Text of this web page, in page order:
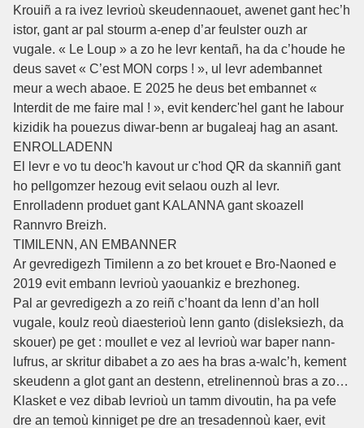
Krouiñ a ra ivez levrioù skeudennaouet, awenet gant hec’h
istor, gant ar pal stourm a-enep d’ar feulster ouzh ar
vugale. « Le Loup » a zo he levr kentañ, ha da c’houde he
deus savet « C’est MON corps ! », ul levr adembannet
meur a wech abaoe. E 2025 he deus bet embannet «
Interdit de me faire mal ! », evit kenderc'hel gant he labour
kizidik ha pouezus diwar-benn ar bugaleaj hag an asant.
ENROLLADENN
El levr e vo tu deoc'h kavout ur c'hod QR da skanniñ gant
ho pellgomzer hezoug evit selaou ouzh al levr.
Enrolladenn produet gant KALANNA gant skoazell
Rannvro Breizh.
TIMILENN, AN EMBANNER
Ar gevredigezh Timilenn a zo bet krouet e Bro-Naoned e
2019 evit embann levrioù yaouankiz e brezhoneg.
Pal ar gevredigezh a zo reiñ c’hoant da lenn d’an holl
vugale, koulz reoù diaesterioù lenn ganto (disleksiezh, da
skouer) pe get : moullet e vez al levrioù war baper nann-
lufrus, ar skritur dibabet a zo aes ha bras a-walc’h, kement
skeudenn a glot gant an destenn, etrelinennoù bras a zo…
Klasket e vez dibab levrioù un tamm divoutin, ha pa vefe
dre an temoù kinniget pe dre an tresadennoù kaer, evit